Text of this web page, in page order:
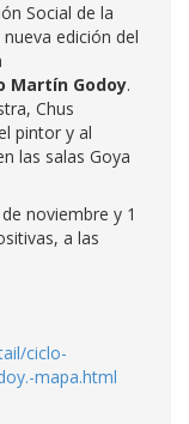
Social de la
edición del
Martín Godoy.
Chus
pintor y al
las salas Goya
noviembre y 1
a las
ciclo-
mapa.html